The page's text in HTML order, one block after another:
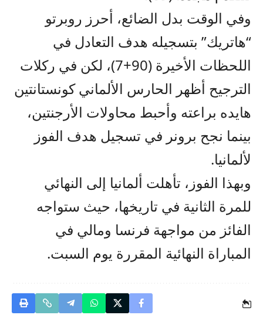
وفي الوقت بدل الضائع، أحرز روبرتو
“هاتريك” بتسجيله هدف التعادل في
اللحظات الأخيرة (90+7)، لكن في ركلات
الترجيح أظهر الحارس الألماني كونستانتين
هايده براعته وأحبط محاولات الأرجنتين،
بينما نجح برونر في تسجيل هدف الفوز
لألمانيا.
وبهذا الفوز، تأهلت ألمانيا إلى النهائي
للمرة الثانية في تاريخها، حيث ستواجه
الفائز من مواجهة فرنسا ومالي في
المباراة النهائية المقررة يوم السبت.